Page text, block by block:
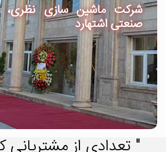
شرکت ماشین سازی نظری،
صنعتی اشتهارد
" تعدادی از مشتریانی